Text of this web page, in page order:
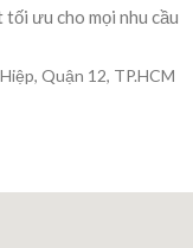
tối ưu cho mọi nhu cầu
Quận 12, TP.HCM